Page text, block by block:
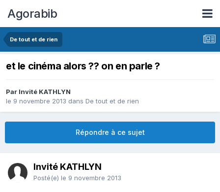
Agorabib
De tout et de rien
et le cinéma alors ?? on en parle ?
Par Invité KATHLYN
le 9 novembre 2013 dans De tout et de rien
Répondre à ce sujet
Invité KATHLYN
Posté(e) le 9 novembre 2013